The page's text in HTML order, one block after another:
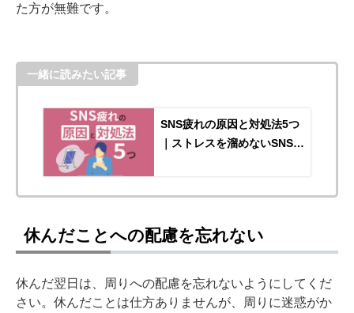
た方が無難です。
一緒に読みたい記事
SNS疲れの原因と対処法5つ
｜ストレスを溜めないSNSと
休んだことへの配慮を忘れない
休んだ翌日は、周りへの配慮を忘れないようにしてくだ
さい。休んだことは仕方ありませんが、周りに迷惑がか